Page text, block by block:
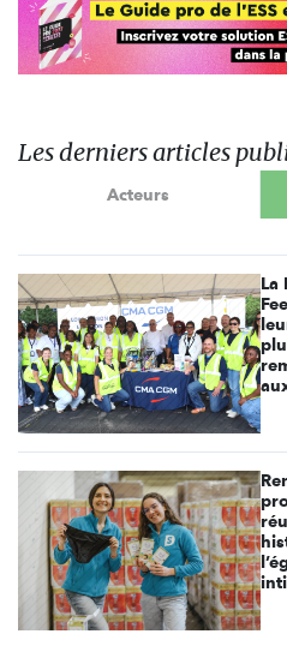
Les derniers articles
Acteurs
La